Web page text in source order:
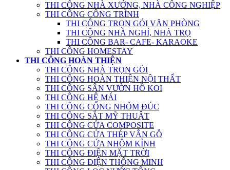
THI CÔNG NHÀ XƯỞNG, NHÀ CÔNG NGHIỆP
THI CÔNG CÔNG TRÌNH
THI CÔNG TRỌN GÓI VĂN PHÒNG
THI CÔNG NHÀ NGHỈ, NHÀ TRỌ
THI CÔNG BAR- CAFE- KARAOKE
THI CÔNG HOMESTAY
THI CÔNG HOÀN THIỆN
THI CÔNG NHÀ TRỌN GÓI
THI CÔNG HOÀN THIỆN NỘI THẤT
THI CÔNG SÂN VƯỜN HỒ KOI
THI CÔNG HỆ MÁI
THI CÔNG CỔNG NHÔM ĐÚC
THI CÔNG SẮT MỸ THUẬT
THI CÔNG CỬA COMPOSITE
THI CÔNG CỬA THÉP VÂN GỖ
THI CÔNG CỬA NHÔM KÍNH
THI CÔNG ĐIỆN MẶT TRỜI
THI CÔNG ĐIỆN THÔNG MINH